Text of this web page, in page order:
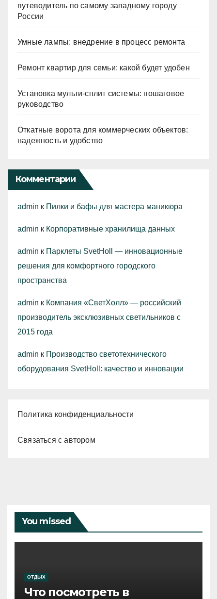
путеводитель по самому западному городу
России
Умные лампы: внедрение в процесс ремонта
Ремонт квартир для семьи: какой будет удобен
Установка мульти-сплит системы: пошаговое
руководство
Откатные ворота для коммерческих объектов:
надежность и удобство
Комментарии
admin к Пилки и бафы для мастера маникюра
admin к Корпоративные хранилища данных
admin к Парклеты SvetHoll — инновационные
решения для комфортного городского
пространства
admin к Компания «СветХолл» — российский
производитель эксклюзивных светильников с
2015 года
admin к Производство светотехнического
оборудования SvetHoll: качество и инновации
Политика конфиденциальности
Связаться с автором
You missed
ОТДЫХ
Что посмотреть в